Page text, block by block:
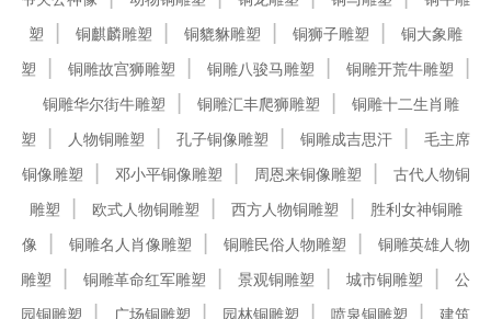
塑
铜麒麟雕塑 铜貔貅雕塑 铜狮子雕塑
铜大象雕
塑
铜雕故宫狮雕塑 铜雕八骏马雕塑
铜雕开荒牛雕塑
铜雕华尔街牛雕塑
铜雕汇丰爬狮雕塑
铜雕十二生肖雕
塑
人物铜雕塑 孔子铜像雕塑 铜雕成吉思汗
毛主席
铜像雕塑
邓小平铜像雕塑 周恩来铜像雕塑
古代人物铜
雕塑
欧式人物铜雕塑 西方人物铜雕塑
胜利女神铜雕
像
铜雕名人肖像雕塑 铜雕民俗人物雕塑
铜雕英雄人物
雕塑
铜雕革命红军雕塑 景观铜雕塑 城市铜雕塑
公
园铜雕塑
广场铜雕塑 园林铜雕塑 喷泉铜雕塑
建筑